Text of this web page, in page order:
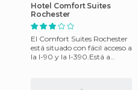
Hotel Comfort Suites
Rochester
El Comfort Suites Rochester
está situado con fácil acceso a
la I-90 y la I-390.Está a